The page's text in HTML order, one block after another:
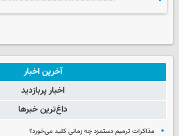
آخرین اخبار
اخبار پربازدید
داغ‌ترین خبرها
مذاکرات ترمیم دستمزد چه زمانی کلید می‌خورد؟